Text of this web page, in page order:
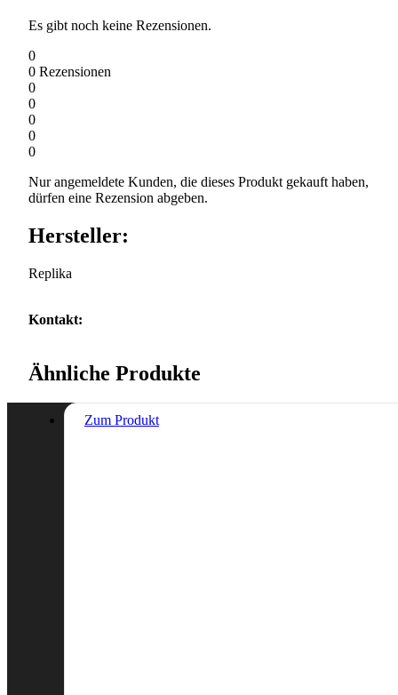
Es gibt noch keine Rezensionen.
0
0 Rezensionen
0
0
0
0
0
Nur angemeldete Kunden, die dieses Produkt gekauft haben,
dürfen eine Rezension abgeben.
Hersteller:
Replika
Kontakt:
Ähnliche Produkte
Zum Produkt